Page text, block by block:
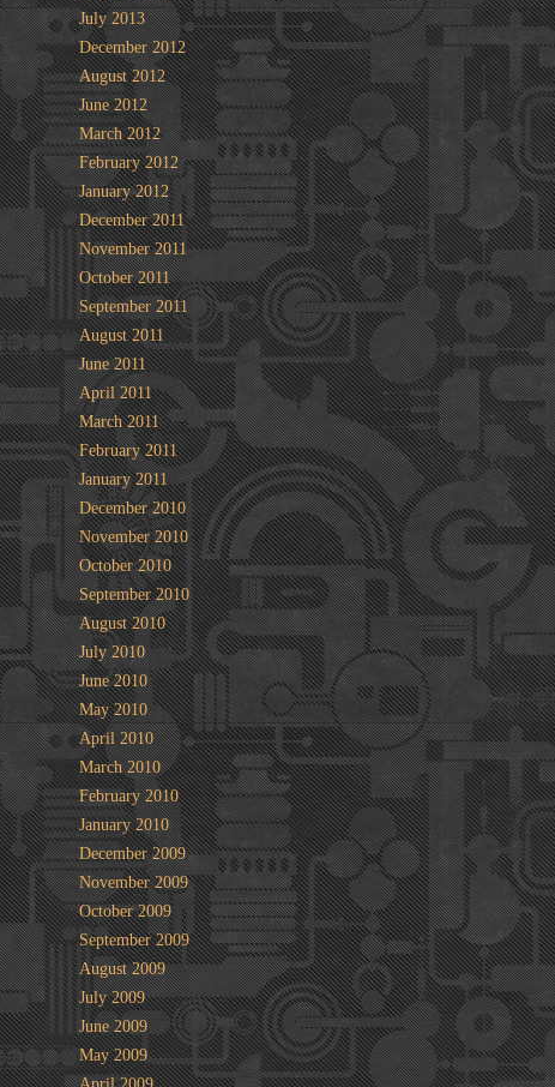
July 2013
December 2012
August 2012
June 2012
March 2012
February 2012
January 2012
December 2011
November 2011
October 2011
September 2011
August 2011
June 2011
April 2011
March 2011
February 2011
January 2011
December 2010
November 2010
October 2010
September 2010
August 2010
July 2010
June 2010
May 2010
April 2010
March 2010
February 2010
January 2010
December 2009
November 2009
October 2009
September 2009
August 2009
July 2009
June 2009
May 2009